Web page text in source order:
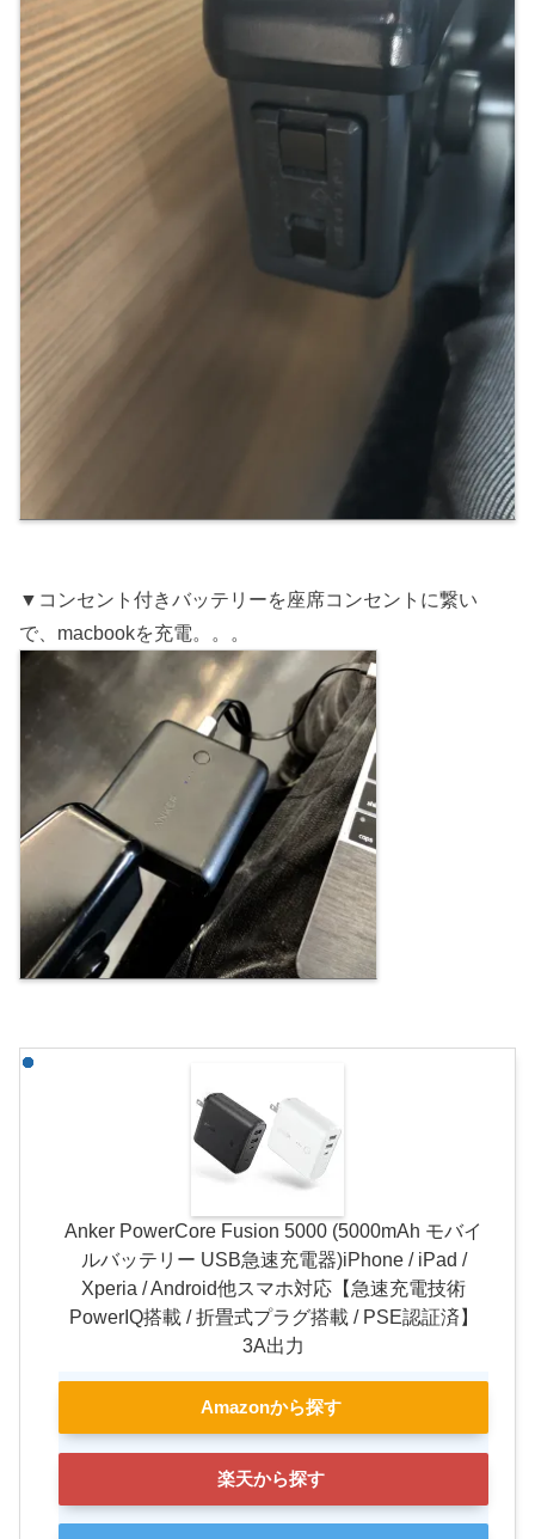
▼コンセント付きバッテリーを座席コンセントに繋い
で、macbookを充電。。。
Anker PowerCore Fusion 5000 (5000mAh モバイ
ルバッテリー USB急速充電器)iPhone / iPad /
Xperia / Android他スマホ対応【急速充電技術
PowerIQ搭載 / 折畳式プラグ搭載 / PSE認証済】
3A出力
Amazonから探す
楽天から探す